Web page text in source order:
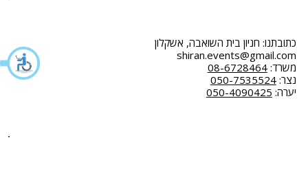
כתובתנו: חניון בית השואבה, אשקלון
shiran.events@gmail.com
משרד:08-6728464
נצר:050-7535524
יערה: 050-4090425